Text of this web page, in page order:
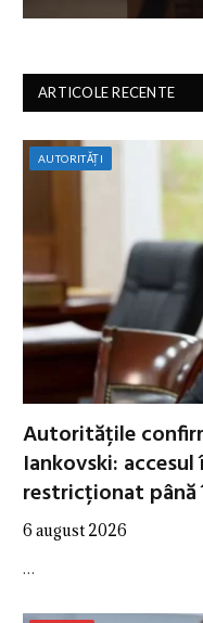
ARTICOLE RECENTE
AUTORITĂȚI
Autoritățile
Iankovski:
restricționat până
6 august 2026
…